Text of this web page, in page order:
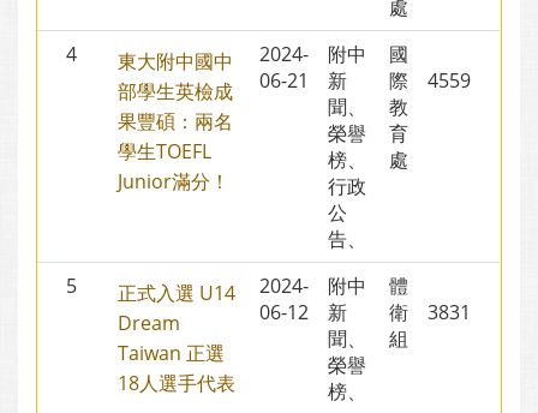
處
4
東大附中國中
部學生英檢成
果豐碩：兩名
學生TOEFL
Junior滿分！
2024-
06-21
附中
新
聞、
榮譽
榜、
行政
公
告、
國
際
教
育
處
4559
5
正式入選 U14
Dream
Taiwan 正選
18人選手代表
2024-
06-12
附中
新
聞、
榮譽
榜、
體
衛
組
3831